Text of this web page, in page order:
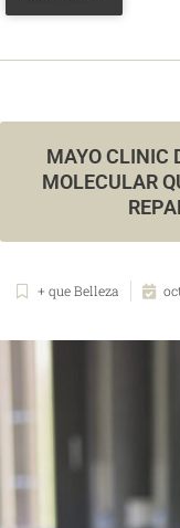
MAYO CLINIC
MOLECULAR
+ que Belleza